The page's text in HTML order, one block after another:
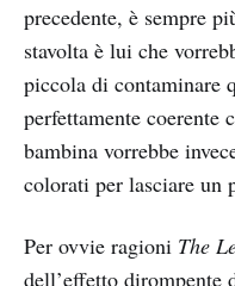
precedente, è sempre
stavolta è lui che
piccola di contaminare
perfettamente coerente
bambina vorrebbe
colorati per lasciare un
Per ovvie ragioni The
dell’effetto dirompente